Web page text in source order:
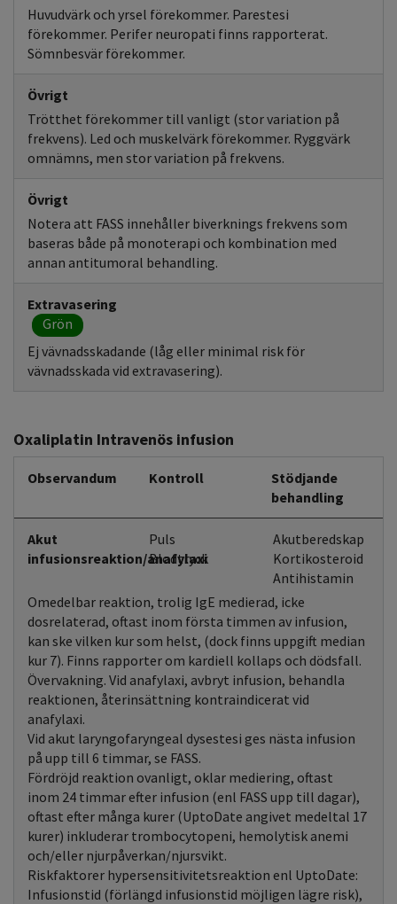
Huvudvärk och yrsel förekommer. Parestesi
förekommer. Perifer neuropati finns rapporterat.
Sömnbesvär förekommer.
Övrigt
Trötthet förekommer till vanligt (stor variation på
frekvens). Led och muskelvärk förekommer. Ryggvärk
omnämns, men stor variation på frekvens.
Övrigt
Notera att FASS innehåller biverknings frekvens som
baseras både på monoterapi och kombination med
annan antitumoral behandling.
Extravasering
Grön
Ej vävnadsskadande (låg eller minimal risk för
vävnadsskada vid extravasering).
Oxaliplatin Intravenös infusion
Observandum Kontroll
Stödjande
behandling
Akut
infusionsreaktion/anafylaxi
Puls
Akutberedskap
Blodtryck
Kortikosteroid
Antihistamin
Omedelbar reaktion, trolig IgE medierad, icke
dosrelaterad, oftast inom första timmen av infusion,
kan ske vilken kur som helst, (dock finns uppgift median
kur 7). Finns rapporter om kardiell kollaps och dödsfall.
Övervakning. Vid anafylaxi, avbryt infusion, behandla
reaktionen, återinsättning kontraindicerat vid
anafylaxi.
Vid akut laryngofaryngeal dysestesi ges nästa infusion
på upp till 6 timmar, se FASS.
Fördröjd reaktion ovanligt, oklar mediering, oftast
inom 24 timmar efter infusion (enl FASS upp till dagar),
oftast efter många kurer (UptoDate angivet medeltal 17
kurer) inkluderar trombocytopeni, hemolytisk anemi
och/eller njurpåverkan/njursvikt.
Riskfaktorer hypersensitivitetsreaktion enl UptoDate:
Infusionstid (förlängd infusionstid möjligen lägre risk),